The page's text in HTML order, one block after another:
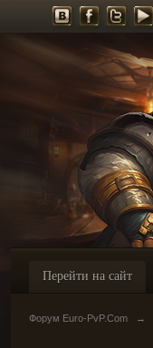
Перейти на сайт
Форум Euro-PvP.Com →